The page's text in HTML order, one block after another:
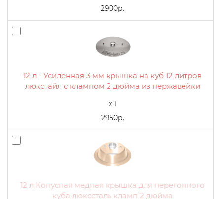
2900р.
12 л - Усиленная 3 мм крышка на куб 12 литров
люкстайл с клампом 2 дюйма из нержавейки
x 1
2950р.
12 л Конусная медная крышка для перегонного
куба люкссталь кламп 2 дюйма